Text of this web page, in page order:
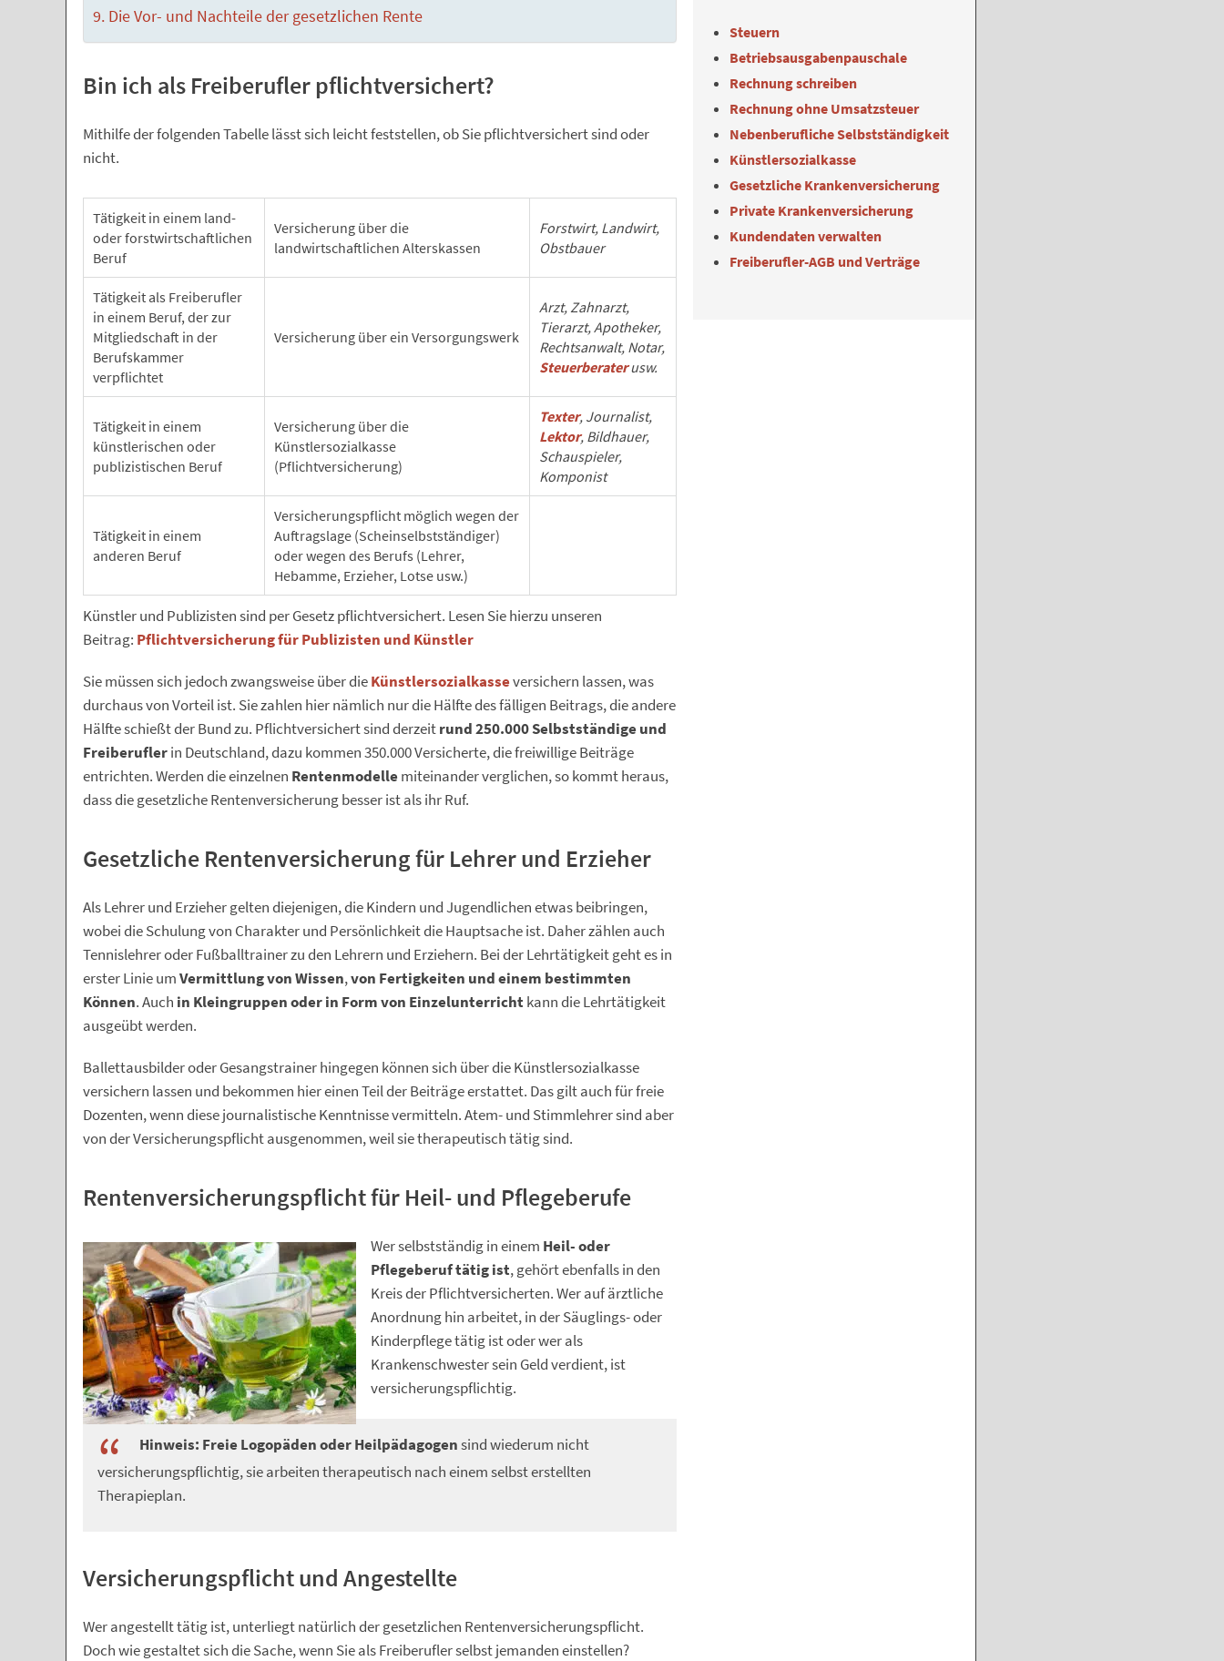
Die Vor- und Nachteile der gesetzlichen Rente
Bin ich als Freiberufler pflichtversichert?
Mithilfe der folgenden Tabelle lässt sich leicht feststellen, ob Sie pflichtversichert sind oder
nicht.
Tätigkeit in einem land-
oder forstwirtschaftlichen
Beruf
Versicherung über die
landwirtschaftlichen Alterskassen
Forstwirt, Landwirt,
Obstbauer
Tätigkeit als Freiberufler
in einem Beruf, der zur
Mitgliedschaft in der
Berufskammer
verpflichtet
Versicherung über ein Versorgungswerk
Arzt, Zahnarzt,
Tierarzt, Apotheker,
Rechtsanwalt, Notar,
Steuerberaterusw.
Tätigkeit in einem
künstlerischen oder
publizistischen Beruf
Versicherung über die
Künstlersozialkasse
(Pflichtversicherung)
Texter, Journalist,
Lektor, Bildhauer,
Schauspieler,
Komponist
Tätigkeit in einem
anderen Beruf
Versicherungspflicht möglich wegen der
Auftragslage (Scheinselbstständiger)
oder wegen des Berufs (Lehrer,
Hebamme, Erzieher, Lotse usw.)
Künstler und Publizisten sind per Gesetz pflichtversichert. Lesen Sie hierzu unseren
Beitrag: Pflichtversicherung für Publizisten und Künstler
Sie müssen sich jedoch zwangsweise über dieKünstlersozialkasseversichern lassen, was
durchaus von Vorteil ist. Sie zahlen hier nämlich nur die Hälfte des fälligen Beitrags, die andere
Hälfte schießt der Bund zu. Pflichtversichert sind derzeitrund 250.000 Selbstständige und
Freiberuflerin Deutschland, dazu kommen 350.000 Versicherte, die freiwillige Beiträge
entrichten. Werden die einzelnen Rentenmodellemiteinander verglichen, so kommt heraus,
dass die gesetzliche Rentenversicherung besser ist als ihr Ruf.
Gesetzliche Rentenversicherung für Lehrer und Erzieher
Als Lehrer und Erzieher gelten diejenigen, die Kindern und Jugendlichen etwas beibringen,
wobei die Schulung von Charakter und Persönlichkeit die Hauptsache ist. Daher zählen auch
Tennislehrer oder Fußballtrainer zu den Lehrern und Erziehern. Bei der Lehrtätigkeit geht es in
erster Linie umVermittlung von Wissen,von Fertigkeiten und einem bestimmten
Können. Auch in Kleingruppen oder in Form von Einzelunterricht kann die Lehrtätigkeit
ausgeübt werden.
Ballettausbilder oder Gesangstrainer hingegen können sich über die Künstlersozialkasse
versichern lassen und bekommen hier einen Teil der Beiträge erstattet. Das gilt auch für freie
Dozenten, wenn diese journalistische Kenntnisse vermitteln. Atem- und Stimmlehrer sind aber
von der Versicherungspflicht ausgenommen, weil sie therapeutisch tätig sind.
Rentenversicherungspflicht für Heil- und Pflegeberufe
Wer selbstständig in einem Heil- oder
Pflegeberuf tätig ist, gehört ebenfalls in den
Kreis der Pflichtversicherten. Wer auf ärztliche
Anordnung hin arbeitet, in der Säuglings- oder
Kinderpflege tätig ist oder wer als
Krankenschwester sein Geld verdient, ist
versicherungspflichtig.
Hinweis: Freie Logopäden oder Heilpädagogensind wiederum nicht
versicherungspflichtig, sie arbeiten therapeutisch nach einem selbst erstellten
Therapieplan.
Versicherungspflicht und Angestellte
Wer angestellt tätig ist, unterliegt natürlich der gesetzlichen Rentenversicherungspflicht.
Doch wie gestaltet sich die Sache, wenn Sie als Freiberufler selbst jemanden einstellen?
Steuern
Betriebsausgabenpauschale
Rechnung schreiben
Rechnung ohne Umsatzsteuer
Nebenberufliche Selbstständigkeit
Künstlersozialkasse
Gesetzliche Krankenversicherung
Private Krankenversicherung
Kundendaten verwalten
Freiberufler-AGB und Verträge